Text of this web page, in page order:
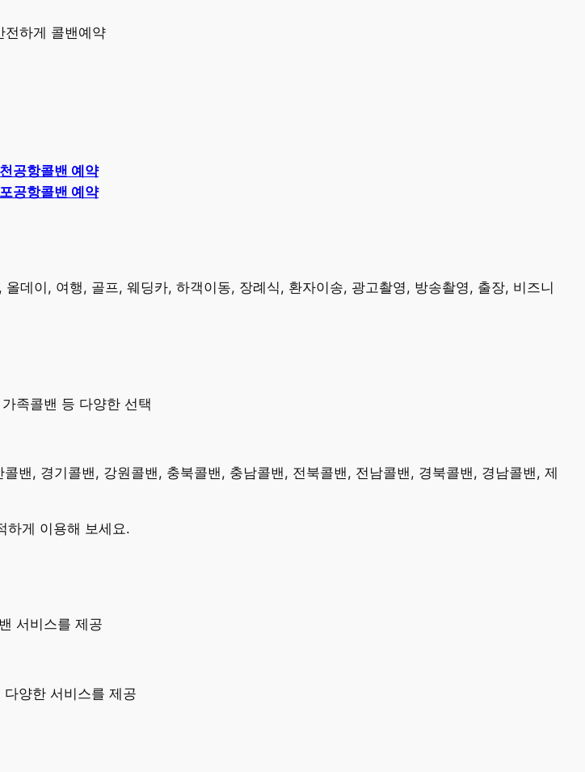
전하게 콜밴예약
공항콜밴 예약
공항콜밴 예약
데이, 여행, 골프, 웨딩카, 하객이동, 장례식, 환자이송, 광고촬영, 방송촬영, 출장, 비즈니
족콜밴 등 다양한 선택
밴, 경기콜밴, 강원콜밴, 충북콜밴, 충남콜밴, 전북콜밴, 전남콜밴, 경북콜밴, 경남콜밴, 제
하게 이용해 보세요.
서비스를 제공
양한 서비스를 제공